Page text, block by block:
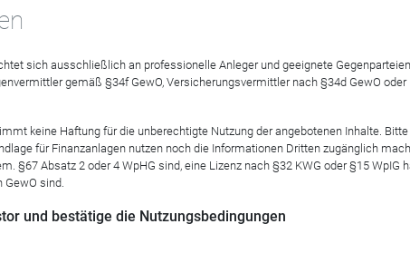
nachhaltiger Geldanlagen
sich ausschließlich an professionelle Anleger und geeignete
gemäß §34f GewO, Versicherungsvermittler nach §34d GewO
keine Haftung für die unberechtigte Nutzung der angebotenen Inhalte.
für Finanzanlagen nutzen noch die Informationen Dritten zugänglich
§67 Absatz 2 oder 4 WpHG sind, eine Lizenz nach §32 KWG oder §15
GewO sind.
und bestätige die Nutzungsbedingungen